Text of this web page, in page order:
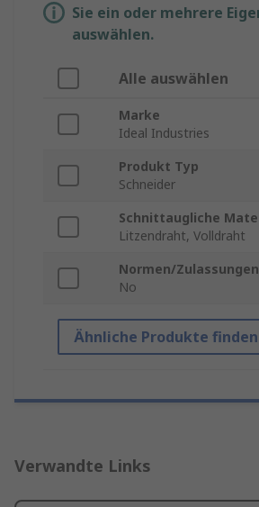
Sie ein oder mehrere
auswählen.
Alle auswählen
Marke
Ideal Industries
Produkt Typ
Schneider
Schnittaugliche
Litzendraht, Volldraht
Normen/Zulassungen
No
Ähnliche Produkte finden
Verwandte Links